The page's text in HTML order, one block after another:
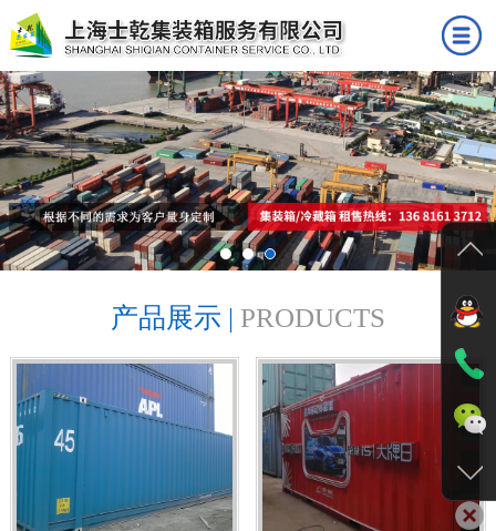
首页
公司简介
产品展示
成功案例
联系我们
产品展示 | PRODUCTS